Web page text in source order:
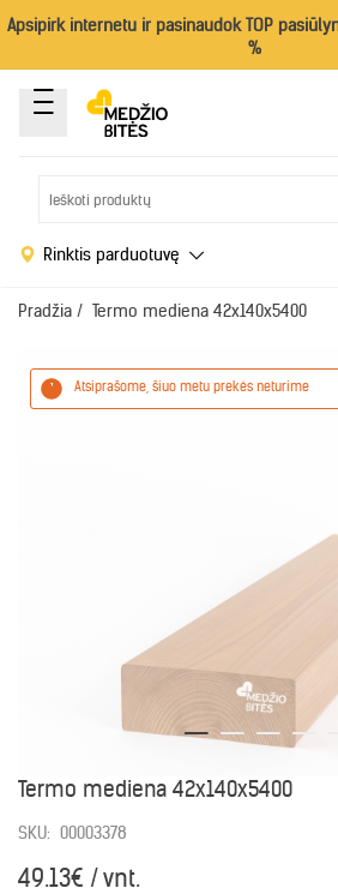
Apsipirk internetu ir pasinaudok TOP
%
Rinktis parduotuvę
Pradžia / Termo mediena 42x140x5400
Atsiprašome, šiuo metu prekės neturime
Termo mediena 42x140x5400
SKU: 00003378
49.13€ / vnt.